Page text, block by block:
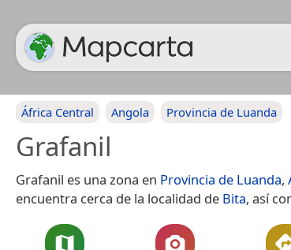
África Central Angola Provincia de Luanda
Grafanil
Grafanil es una zona en Provincia de Luanda,
encuentra cerca de la localidad de Bita, así